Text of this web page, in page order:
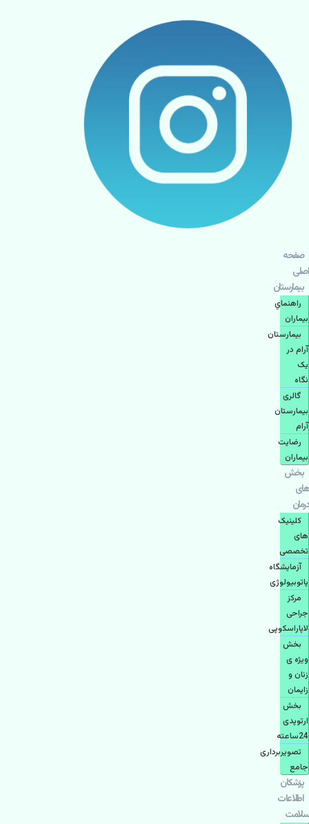
صفحه
اصلی
بيمارستان
راهنماي
بیماران
بیمارستان
آرام در
یک
نگاه
گالری
بیمارستان
آرام
رضایت
بیماران
بخش
های
درمان
کلینیک
های
تخصصی
آزمایشگاه
پاتوبیولوژی
مرکز
جراحی
لاپاراسکوپی
بخش
ویژه ی
زنان و
زایمان
بخش
ارتوپدی
24ساعته
تصویربرداری
جامع
پزشكان
اطلاعات
سلامت